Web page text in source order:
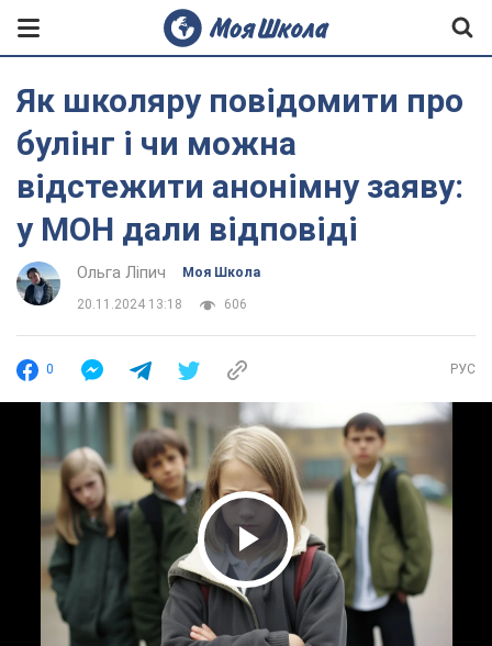
Як школяру повідомити про
булінг і чи можна
відстежити анонімну заяву:
у МОН дали відповіді
Ольга Ліпич Моя Школа
20.11.2024 13:18 606
0 РУС
Play Video